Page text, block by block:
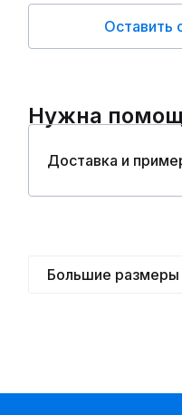
Оставить
Нужна
Доставка и
Большие размеры